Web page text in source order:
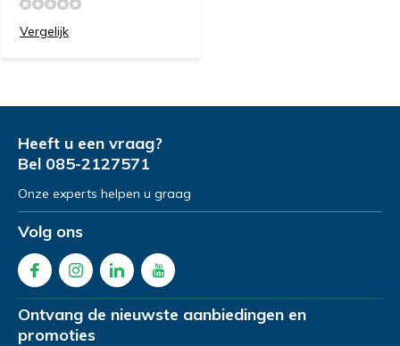
Vergelijk
Heeft u een vraag?
Bel 085-2127571
Onze experts helpen u graag
Volg ons
Ontvang de nieuwste aanbiedingen en
promoties